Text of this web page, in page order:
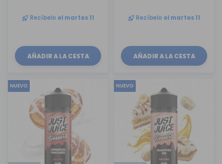
Recíbelo el martes 11
AÑADIR A LA CESTA
Recíbelo el martes 11
AÑADIR A LA CESTA
NUEVO NUEVO